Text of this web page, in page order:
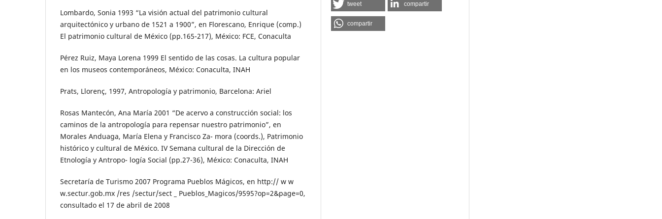
Lombardo, Sonia 1993 “La visión actual del patrimonio cultural
arquitectónico y urbano de 1521 a 1900”, en Florescano, Enrique (comp.)
El patrimonio cultural de México (pp.165-217), México: FCE, Conaculta
Pérez Ruiz, Maya Lorena 1999 El sentido de las cosas. La cultura popular
en los museos contemporáneos, México: Conaculta, INAH
Prats, Llorenç, 1997, Antropología y patrimonio, Barcelona: Ariel
Rosas Mantecón, Ana María 2001 “De acervo a construcción social: los
caminos de la antropología para repensar nuestro patrimonio”, en
Morales Anduaga, María Elena y Francisco Za- mora (coords.), Patrimonio
histórico y cultural de México. IV Semana cultural de la Dirección de
Etnología y Antropo- logía Social (pp.27-36), México: Conaculta, INAH
Secretaría de Turismo 2007 Programa Pueblos Mágicos, en http:// w w
w.sectur.gob.mx /res /sectur/sect _ Pueblos_Magicos/9595?op=2&page=0,
consultado el 17 de abril de 2008
tweet compartir
compartir